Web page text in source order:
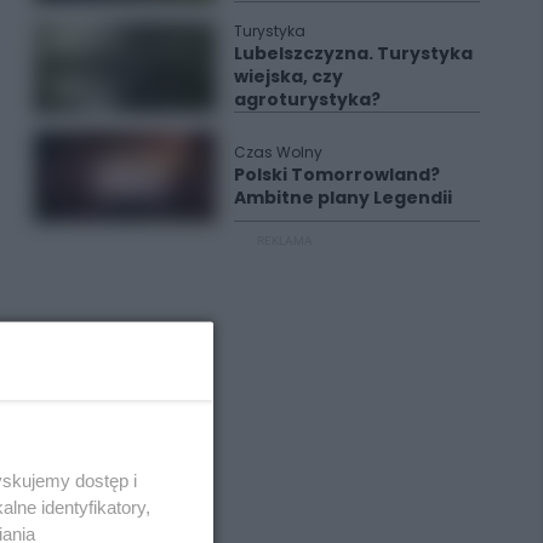
Turystyka
Lubelszczyzna. Turystyka
wiejska, czy
agroturystyka?
Czas Wolny
Polski Tomorrowland?
Ambitne plany Legendii
dostęp i
identyfikatory,